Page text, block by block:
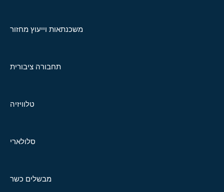
משכנתאות וייעוץ מחזור
תחבורה ציבורית
טלוויזיה
סלולארי
מבשלים כשר